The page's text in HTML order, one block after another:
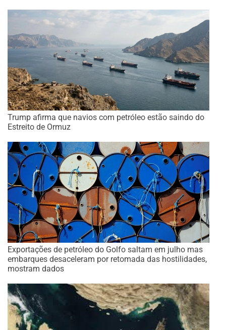
Trump afirma que navios com petróleo estão saindo do
Estreito de Ormuz
Exportações de petróleo do Golfo saltam em julho mas
embarques desaceleram por retomada das hostilidades,
mostram dados